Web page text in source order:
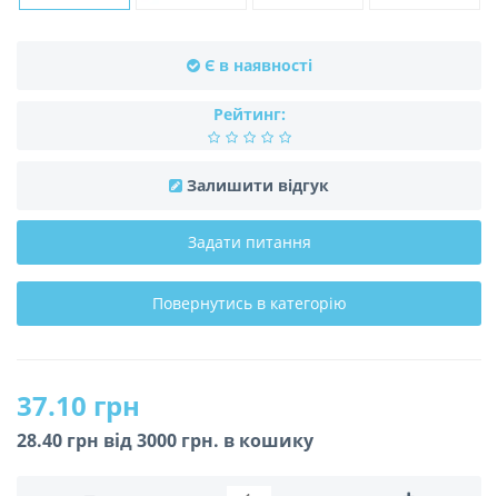
Є в наявності
Рейтинг:
Залишити відгук
Задати питання
Повернутись в категорію
37.10 грн
28.40 грн вiд 3000 грн. в кошику